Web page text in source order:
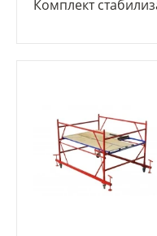
Комплект